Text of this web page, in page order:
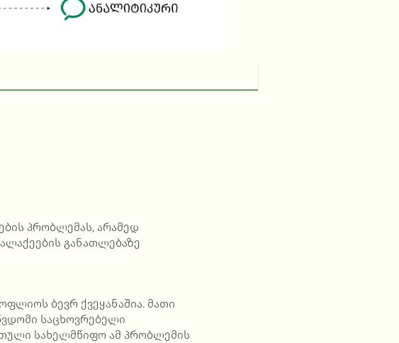
პრობლემას, არამედ
განათლებაზე
ბევრ ქვეყანაშია. მათი
საცხოვრებელი
სახელმწიფო ამ პრობლემის